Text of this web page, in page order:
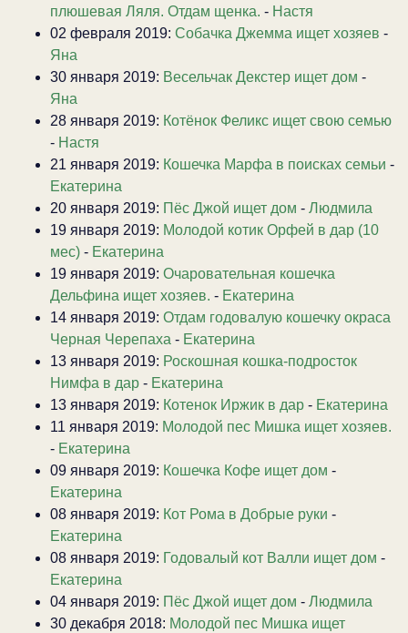
плюшевая Ляля. Отдам щенка. - Настя
02 февраля 2019: Собачка Джемма ищет хозяев -
Яна
30 января 2019: Весельчак Декстер ищет дом -
Яна
28 января 2019: Котёнок Феликс ищет свою семью
- Настя
21 января 2019: Кошечка Марфа в поисках семьи -
Екатерина
20 января 2019: Пёс Джой ищет дом - Людмила
19 января 2019: Молодой котик Орфей в дар (10
мес) - Екатерина
19 января 2019: Очаровательная кошечка
Дельфина ищет хозяев. - Екатерина
14 января 2019: Отдам годовалую кошечку окраса
Черная Черепаха - Екатерина
13 января 2019: Роскошная кошка-подросток
Нимфа в дар - Екатерина
13 января 2019: Котенок Иржик в дар - Екатерина
11 января 2019: Молодой пес Мишка ищет хозяев.
- Екатерина
09 января 2019: Кошечка Кофе ищет дом -
Екатерина
08 января 2019: Кот Рома в Добрые руки -
Екатерина
08 января 2019: Годовалый кот Валли ищет дом -
Екатерина
04 января 2019: Пёс Джой ищет дом - Людмила
30 декабря 2018: Молодой пес Мишка ищет